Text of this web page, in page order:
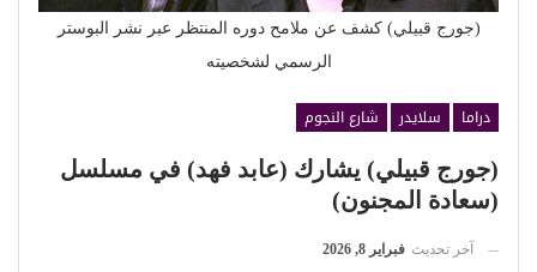
(جورج قبيلي) كشف عن ملامح دوره المنتظر عبر نشر البوستر
الرسمي لشخصيته
دراما سلايدر
شارع النجوم
(جورج قبيلي) يشارك (عابد فهد) في مسلسل
(سعادة المجنون)
آخر تحديث فبراير 8, 2026